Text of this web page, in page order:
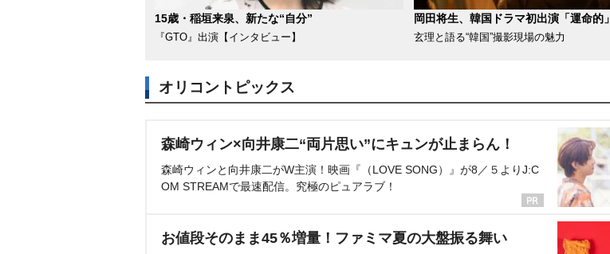
15歳・稲垣来泉、新たな“自分”
『GTO』出演【インタビュー】
岡田将生、韓国ドラマ初出演「運命的」
玄理と語る“韓国”撮影現場の魅力
オリコントピックス
森崎ウィン×向井康二“両片思い”にキュンが止まらん！
森崎ウィンと向井康二がW主演！映画『（LOVE SONG）』が8／５よりJ:C
OM STREAMで最速配信。究極のピュアラブ！
お値段そのまま45％増量！ファミマ夏の大盤振る舞い